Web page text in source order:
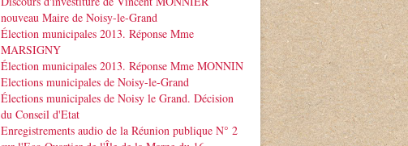
nouveau Maire de Noisy-le-Grand
Élection municipales 2013. Réponse Mme
MARSIGNY
Élection municipales 2013. Réponse Mme MONNIN
Elections municipales de Noisy-le-Grand
Élections municipales de Noisy le Grand. Décision
du Conseil d'Etat
Enregistrements audio de la Réunion publique N° 2